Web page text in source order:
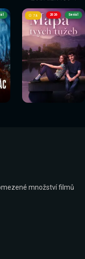
2026
7.8 Seriál
množství filmů